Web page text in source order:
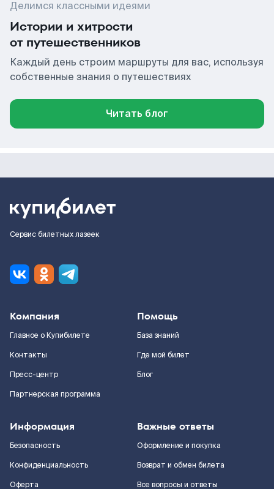
Делимся классными идеями
Истории и хитрости
от путешественников
Каждый день строим маршруты для вас, используя
собственные знания о путешествиях
Читать блог
Сервис билетных лазеек
Компания
Главное о Купибилете
Контакты
Пресс-центр
Партнерская программа
Помощь
База знаний
Где мой билет
Блог
Информация
Безопасность
Конфиденциальность
Оферта
Важные ответы
Оформление и покупка
Возврат и обмен билета
Все вопросы и ответы